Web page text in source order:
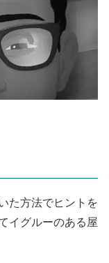
た方法でヒントを
イグルーのある屋